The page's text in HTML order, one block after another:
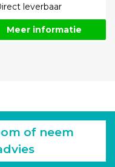
leverbaar
Meer informatie
of neem